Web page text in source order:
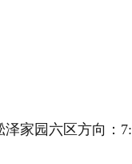
家园六区方向：